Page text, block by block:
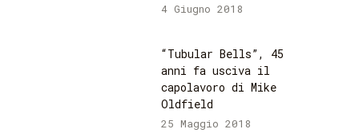
4 Giugno 2018
“Tubular Bells”, 45
anni fa usciva il
capolavoro di Mike
Oldfield
25 Maggio 2018